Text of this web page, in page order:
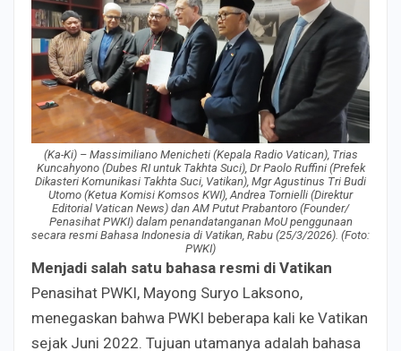
(Ka-Ki) – Massimiliano Menicheti (Kepala Radio Vatican), Trias
Kuncahyono (Dubes RI untuk Takhta Suci), Dr Paolo Ruffini (Prefek
Dikasteri Komunikasi Takhta Suci, Vatikan), Mgr Agustinus Tri Budi
Utomo (Ketua Komisi Komsos KWI), Andrea Tornielli (Direktur
Editorial Vatican News) dan AM Putut Prabantoro (Founder/
Penasihat PWKI) dalam penandatanganan MoU penggunaan
secara resmi Bahasa Indonesia di Vatikan, Rabu (25/3/2026). (Foto:
PWKI)
Menjadi salah satu bahasa resmi di Vatikan
Penasihat PWKI, Mayong Suryo Laksono,
menegaskan bahwa PWKI beberapa kali ke Vatikan
sejak Juni 2022. Tujuan utamanya adalah bahasa